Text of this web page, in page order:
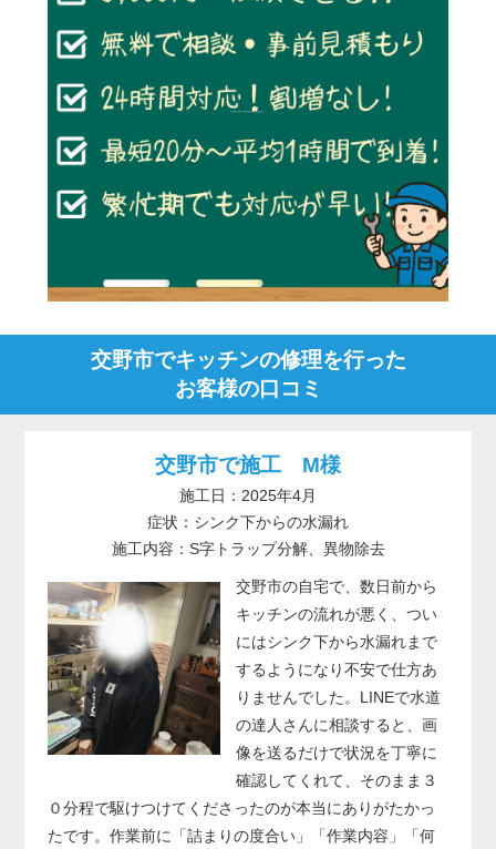
交野市でキッチンの修理を行った
お客様の口コミ
交野市で施工 M様
施工日：2025年4月
症状：シンク下からの水漏れ
施工内容：S字トラップ分解、異物除去
交野市の自宅で、数日前から
キッチンの流れが悪く、つい
にはシンク下から水漏れまで
するようになり不安で仕方あ
りませんでした。LINEで水道
の達人さんに相談すると、画
像を送るだけで状況を丁寧に
確認してくれて、そのまま３
０分程で駆けつけてくださったのが本当にありがたかっ
たです。作業前に「詰まりの度合い」「作業内容」「何